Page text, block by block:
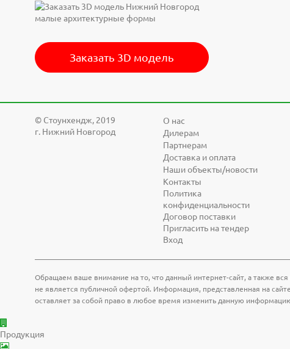
Заказать 3D модель
© Cтоунхендж, 2019
г. Нижний Новгород
О нас
Дилерам
Партнерам
Доставка и оплата
Наши объекты/новости
Контакты
Политика
конфиденциальности
Договор поставки
Пригласить на тендер
Вход
Обращаем ваше внимание на то, что данный интернет-сайт, а также
не является публичной офертой. Информация, представленная на
оставляет за собой право в любое время изменить данную
Продукция